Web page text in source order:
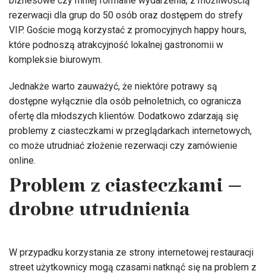
rezerwacji dla grup do 50 osób oraz dostępem do strefy
VIP. Goście mogą korzystać z promocyjnych happy hours,
które podnoszą atrakcyjność lokalnej gastronomii w
kompleksie biurowym.
Jednakże warto zauważyć, że niektóre potrawy są
dostępne wyłącznie dla osób pełnoletnich, co ogranicza
ofertę dla młodszych klientów. Dodatkowo zdarzają się
problemy z ciasteczkami w przeglądarkach internetowych,
co może utrudniać złożenie rezerwacji czy zamówienie
online.
Problem z ciasteczkami –
drobne utrudnienia
W przypadku korzystania ze strony internetowej restauracji
street użytkownicy mogą czasami natknąć się na problem z